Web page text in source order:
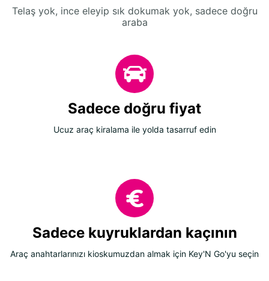
Telaş yok, ince eleyip sık dokumak yok, sadece doğru
araba
Sadece doğru fiyat
Ucuz araç kiralama ile yolda tasarruf edin
Sadece kuyruklardan kaçının
Araç anahtarlarınızı kioskumuzdan almak için Key'N Go'yu seçin